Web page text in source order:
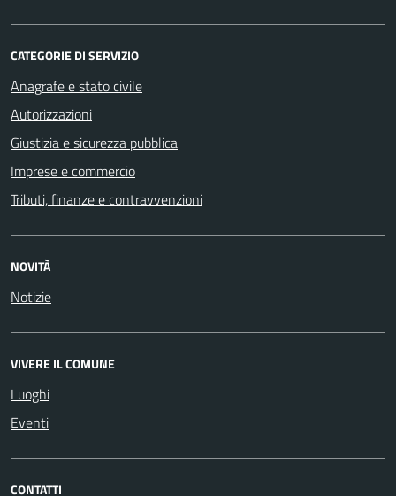
CATEGORIE DI SERVIZIO
Anagrafe e stato civile
Autorizzazioni
Giustizia e sicurezza pubblica
Imprese e commercio
Tributi, finanze e contravvenzioni
NOVITÀ
Notizie
VIVERE IL COMUNE
Luoghi
Eventi
CONTATTI